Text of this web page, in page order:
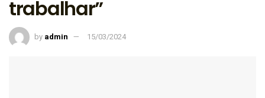
trabalhar”
by admin 15/03/2024